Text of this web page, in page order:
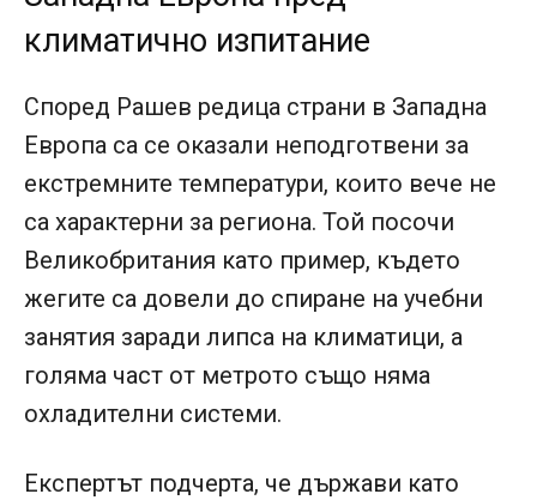
климатично изпитание
Според Рашев редица страни в Западна
Европа са се оказали неподготвени за
екстремните температури, които вече не
са характерни за региона. Той посочи
Великобритания като пример, където
жегите са довели до спиране на учебни
занятия заради липса на климатици, а
голяма част от метрото също няма
охладителни системи.
Експертът подчерта, че държави като